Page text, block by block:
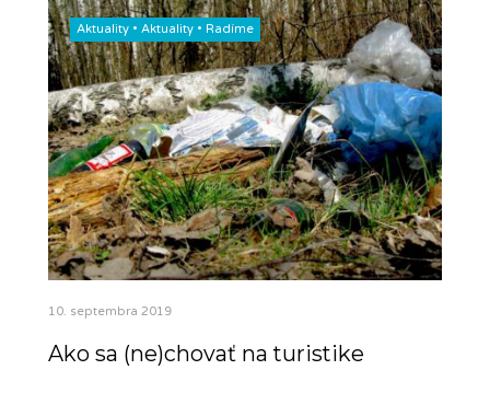
Aktuality • Aktuality • Radíme
10. septembra 2019
Ako sa (ne)chovať na turistike